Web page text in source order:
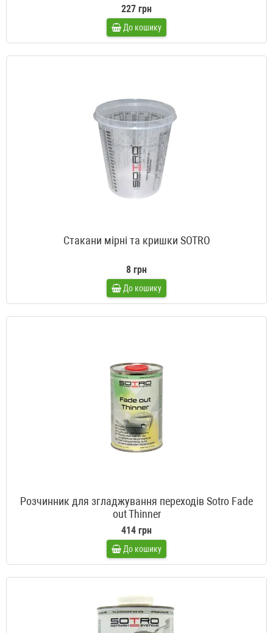
227 грн
До кошику
Стакани мірні та кришки SOTRO
8 грн
До кошику
Розчинник для згладжування переходів Sotro Fade
out Thinner
414 грн
До кошику